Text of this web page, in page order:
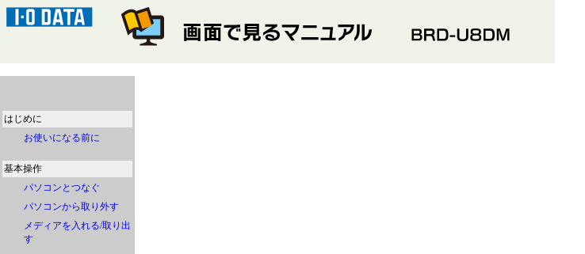
はじめに
お使いになる前に
基本操作
パソコンとつなぐ
パソコンから取り外す
メディアを入れる/取り出
す